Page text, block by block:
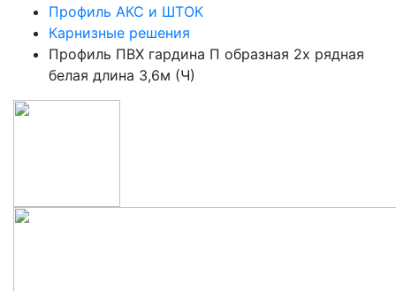
Профиль АКС и ШТОК
Карнизные решения
Профиль ПВХ гардина П образная 2х рядная
белая длина 3,6м (Ч)